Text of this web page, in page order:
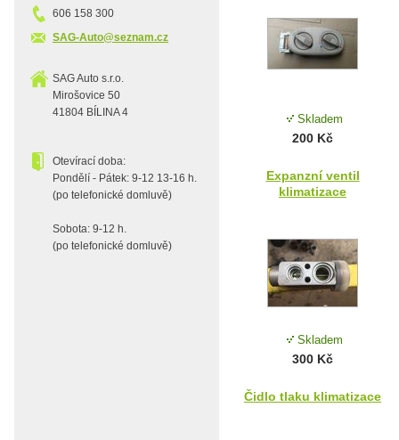
606 158 300
SAG-Auto@seznam.cz
SAG Auto s.r.o.
Mirošovice 50
41804 BÍLINA 4
Otevírací doba:
Pondělí - Pátek: 9-12 13-16 h.
(po telefonické domluvě)
Sobota: 9-12 h.
(po telefonické domluvě)
Skladem
200 Kč
Expanzní ventil
klimatizace
Skladem
300 Kč
Čidlo tlaku klimatizace